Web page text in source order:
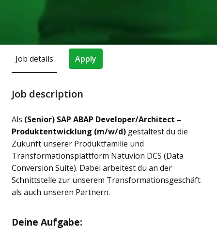
Job details Apply
Job description
Als (Senior) SAP ABAP Developer/Architect –
Produktentwicklung (m/w/d) gestaltest du die
Zukunft unserer Produktfamilie und
Transformationsplattform Natuvion DCS (Data
Conversion Suite). Dabei arbeitest du an der
Schnittstelle zur unserem Transformationsgeschäft
als auch unseren Partnern.
Deine Aufgabe: